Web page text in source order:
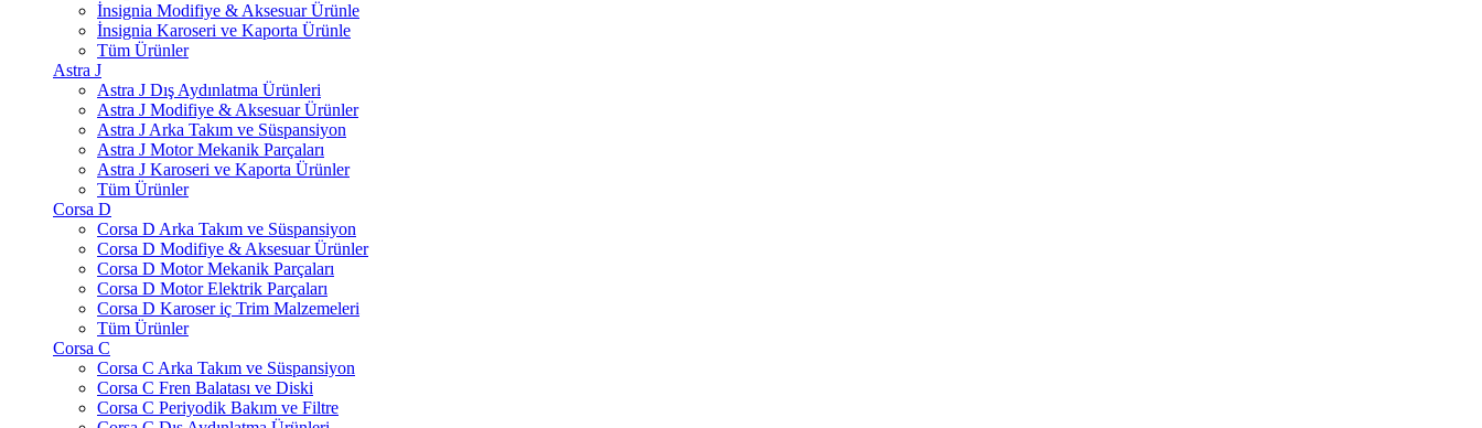
İnsignia Modifiye & Aksesuar Ürünle
İnsignia Karoseri ve Kaporta Ürünle
Tüm Ürünler
Astra J
Astra J Dış Aydınlatma Ürünleri
Astra J Modifiye & Aksesuar Ürünler
Astra J Arka Takım ve Süspansiyon
Astra J Motor Mekanik Parçaları
Astra J Karoseri ve Kaporta Ürünler
Tüm Ürünler
Corsa D
Corsa D Arka Takım ve Süspansiyon
Corsa D Modifiye & Aksesuar Ürünler
Corsa D Motor Mekanik Parçaları
Corsa D Motor Elektrik Parçaları
Corsa D Karoser iç Trim Malzemeleri
Tüm Ürünler
Corsa C
Corsa C Arka Takım ve Süspansiyon
Corsa C Fren Balatası ve Diski
Corsa C Periyodik Bakım ve Filtre